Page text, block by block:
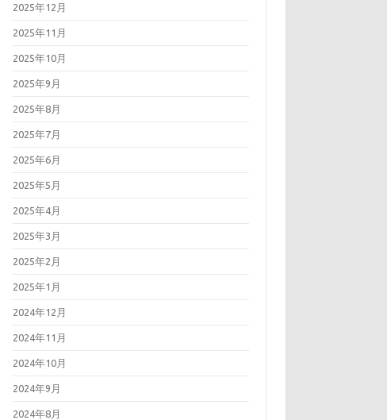
2025年12月
2025年11月
2025年10月
2025年9月
2025年8月
2025年7月
2025年6月
2025年5月
2025年4月
2025年3月
2025年2月
2025年1月
2024年12月
2024年11月
2024年10月
2024年9月
2024年8月